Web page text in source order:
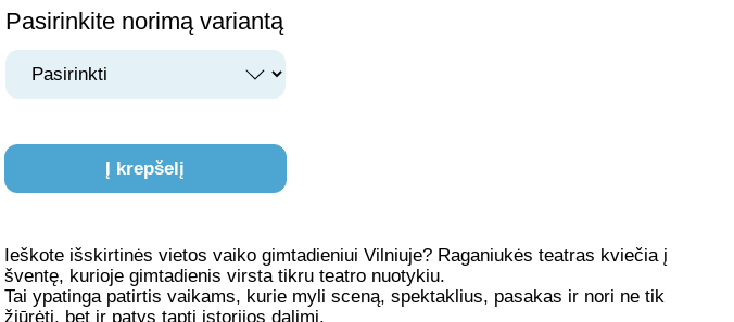
Pasirinkite norimą variantą
Į krepšelį
Ieškote išskirtinės vietos vaiko gimtadieniui Vilniuje? Raganiukės teatras kviečia į
šventę, kurioje gimtadienis virsta tikru teatro nuotykiu.
Tai ypatinga patirtis vaikams, kurie myli sceną, spektaklius, pasakas ir nori ne tik
žiūrėti, bet ir patys tapti istorijos dalimi.